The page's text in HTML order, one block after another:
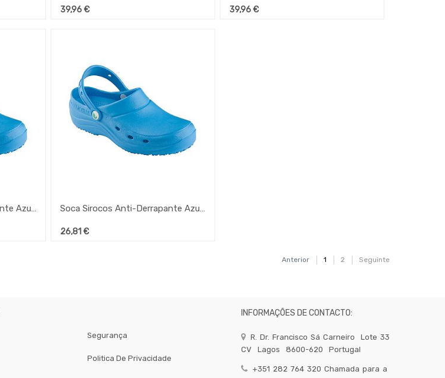
39,96€ 39,96€
Soca Sirocos Anti-Derrapante Azul Nº36 Soca Sirocos Anti-Derrapante Azul Nº35
26,81 €
Anterior 1 2 Seguinte
Segurança
Politica De Privacidade
INFORMAÇÕES DE CONTACTO:
R. Dr. Francisco Sá Carneiro
Lote 33
CV
Lagos 8600-620 Portugal
+351 282 764 320 Chamada para a